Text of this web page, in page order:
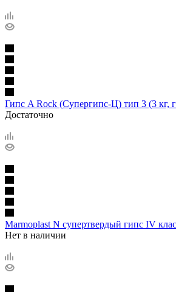
Гипс A Rock (Супергипс-Ц) тип 3 (3 кг,
Достаточно
Marmoplast N супертвердый гипс IV
Нет в наличии